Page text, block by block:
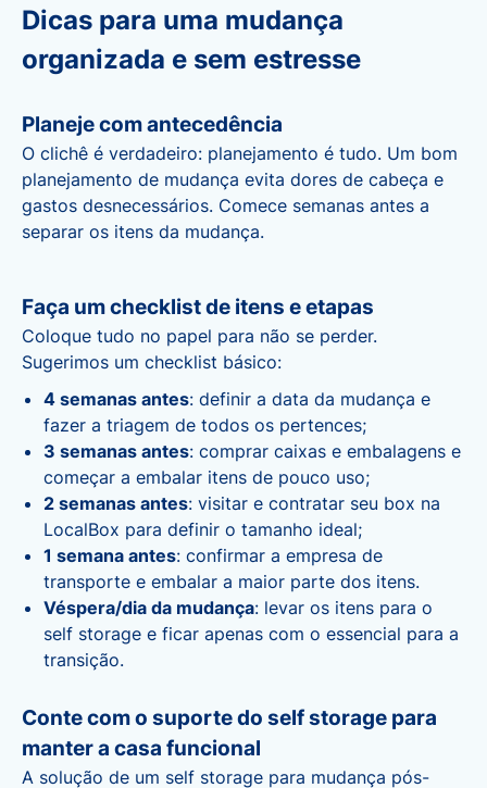
Dicas para uma mudança
organizada e sem estresse
Planeje com antecedência
O clichê é verdadeiro: planejamento é tudo. Um bom
planejamento de mudança evita dores de cabeça e
gastos desnecessários. Comece semanas antes a
separar os itens da mudança.
Faça um checklist de itens e etapas
Coloque tudo no papel para não se perder.
Sugerimos um checklist básico:
4 semanas antes: definir a data da mudança e
fazer a triagem de todos os pertences;
3 semanas antes: comprar caixas e embalagens e
começar a embalar itens de pouco uso;
2 semanas antes: visitar e contratar seu box na
LocalBox para definir o tamanho ideal;
1 semana antes: confirmar a empresa de
transporte e embalar a maior parte dos itens.
Véspera/dia da mudança: levar os itens para o
self storage e ficar apenas com o essencial para a
transição.
Conte com o suporte do self storage para
manter a casa funcional
A solução de um self storage para mudança pós-